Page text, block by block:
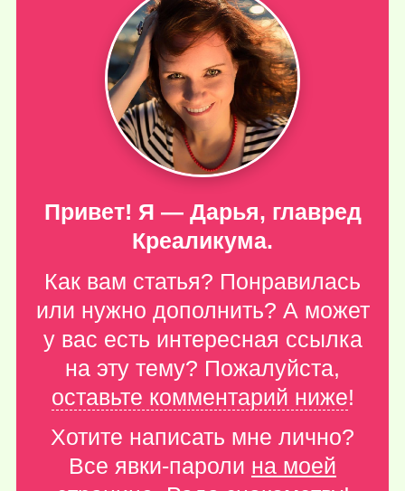
Привет! Я — Дарья, главред
Креаликума.
Как вам статья? Понравилась
или нужно дополнить? А может
у вас есть интересная ссылка
на эту тему? Пожалуйста,
оставьте комментарий ниже!
Хотите написать мне лично?
Все явки-пароли на моей